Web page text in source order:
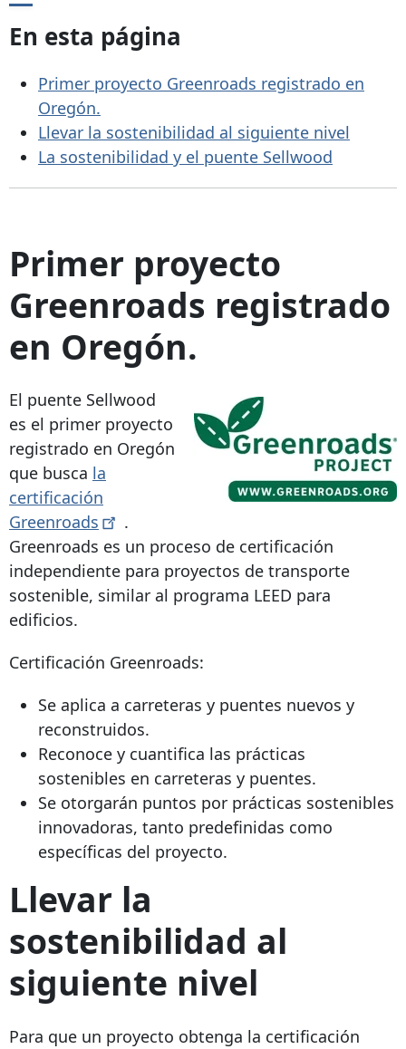
En esta página
Primer proyecto Greenroads registrado en
Oregón.
Llevar la sostenibilidad al siguiente nivel
La sostenibilidad y el puente Sellwood
Primer proyecto
Greenroads registrado
en Oregón.
El puente Sellwood
es el primer proyecto
registrado en Oregón
que busca la
certificación
Greenroads
.
Greenroads es un proceso de certificación
independiente para proyectos de transporte
sostenible, similar al programa LEED para
edificios.
Certificación Greenroads:
Se aplica a carreteras y puentes nuevos y
reconstruidos.
Reconoce y cuantifica las prácticas
sostenibles en carreteras y puentes.
Se otorgarán puntos por prácticas sostenibles
innovadoras, tanto predefinidas como
específicas del proyecto.
Llevar la
sostenibilidad al
siguiente nivel
Para que un proyecto obtenga la certificación